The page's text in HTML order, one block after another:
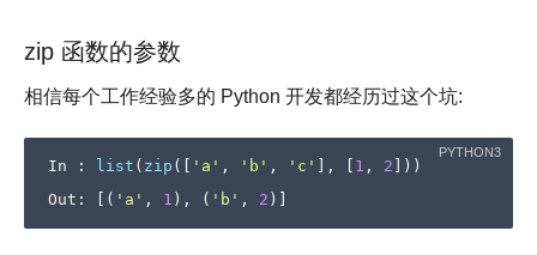
zip 函数的参数
相信每个工作经验多的 Python 开发都经历过这个坑:
In : list ( zip ([ 'a' , 'b' , 'c' ], 1 , 2 ]))
Out : [( 'a' , 1 ), ( 'b' , 2 )]